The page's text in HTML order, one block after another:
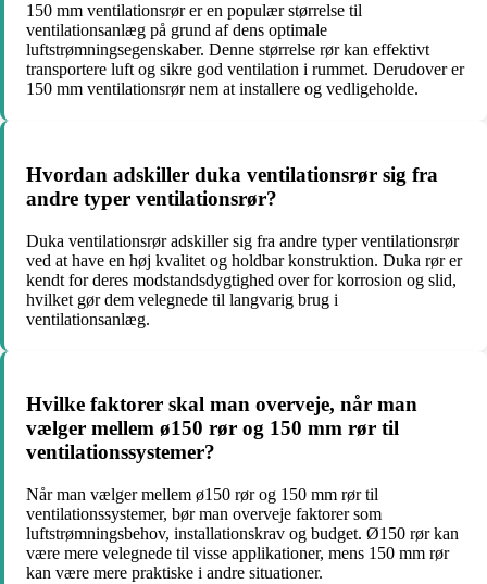
150 mm ventilationsrør er en populær størrelse til
ventilationsanlæg på grund af dens optimale
luftstrømningsegenskaber. Denne størrelse rør kan effektivt
transportere luft og sikre god ventilation i rummet. Derudover er
150 mm ventilationsrør nem at installere og vedligeholde.
Hvordan adskiller duka ventilationsrør sig fra
andre typer ventilationsrør?
Duka ventilationsrør adskiller sig fra andre typer ventilationsrør
ved at have en høj kvalitet og holdbar konstruktion. Duka rør er
kendt for deres modstandsdygtighed over for korrosion og slid,
hvilket gør dem velegnede til langvarig brug i
ventilationsanlæg.
Hvilke faktorer skal man overveje, når man
vælger mellem ø150 rør og 150 mm rør til
ventilationssystemer?
Når man vælger mellem ø150 rør og 150 mm rør til
ventilationssystemer, bør man overveje faktorer som
luftstrømningsbehov, installationskrav og budget. Ø150 rør kan
være mere velegnede til visse applikationer, mens 150 mm rør
kan være mere praktiske i andre situationer.